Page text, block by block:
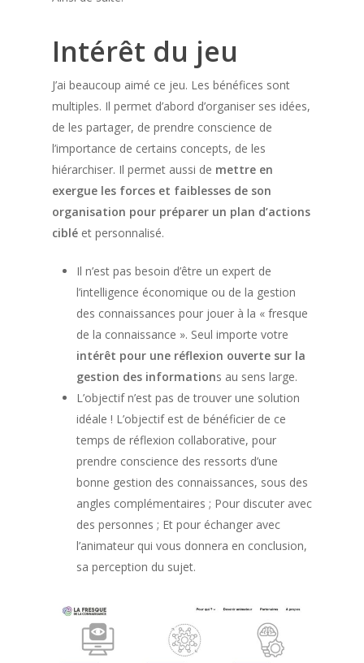
Intérêt du jeu
J’ai beaucoup aimé ce jeu. Les bénéfices sont
multiples. Il permet d’abord d’organiser ses idées,
de les partager, de prendre conscience de
l’importance de certains concepts, de les
hiérarchiser. Il permet aussi de mettre en
exergue les forces et faiblesses de son
organisation pour préparer un plan d’actions
ciblé et personnalisé.
Il n’est pas besoin d’être un expert de
l’intelligence économique ou de la gestion
des connaissances pour jouer à la « fresque
de la connaissance ». Seul importe votre
intérêt pour une réflexion ouverte sur la
gestion des informations au sens large.
L’objectif n’est pas de trouver une solution
idéale ! L’objectif est de bénéficier de ce
temps de réflexion collaborative, pour
prendre conscience des ressorts d’une
bonne gestion des connaissances, sous des
angles complémentaires ; Pour discuter avec
des personnes ; Et pour échanger avec
l’animateur qui vous donnera en conclusion,
sa perception du sujet.